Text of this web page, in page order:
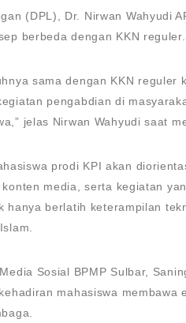
(DPL), Dr. Nirwan Wahyudi
berbeda dengan KKN reguler.
sama dengan KKN
pengabdian di
jelas Nirwan Wahyudi saat
prodi KPI akan
media, serta kegiatan
hanya berlatih keterampilan
Sosial BPMP Sulbar,
mahasiswa